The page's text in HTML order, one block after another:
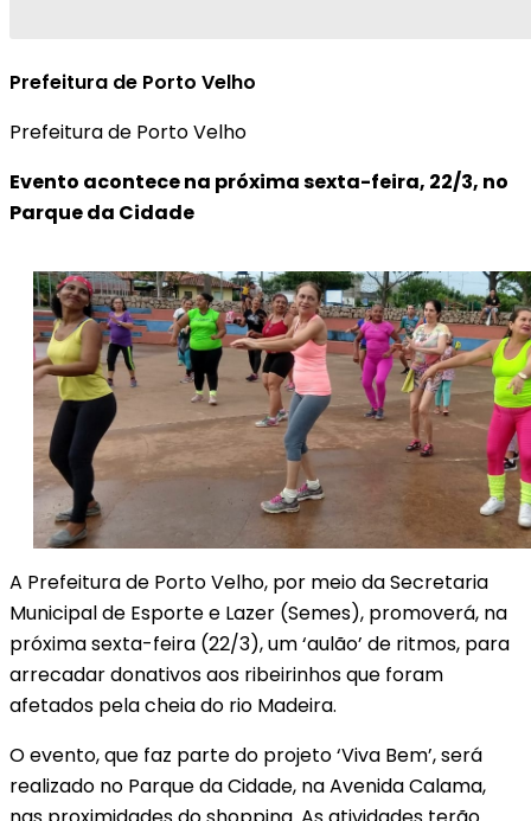
Prefeitura de Porto Velho
Prefeitura de Porto Velho
Evento acontece na próxima sexta-feira, 22/3, no
Parque da Cidade
A Prefeitura de Porto Velho, por meio da Secretaria
Municipal de Esporte e Lazer (Semes), promoverá, na
próxima sexta-feira (22/3), um ‘aulão’ de ritmos, para
arrecadar donativos aos ribeirinhos que foram
afetados pela cheia do rio Madeira.
O evento, que faz parte do projeto ‘Viva Bem’, será
realizado no Parque da Cidade, na Avenida Calama,